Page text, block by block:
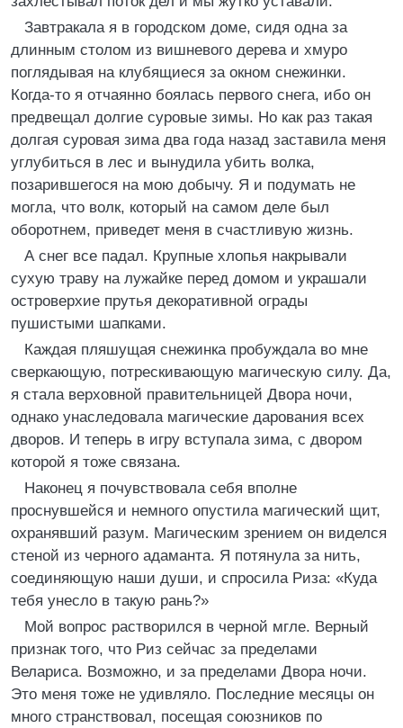
Завтракала я в городском доме, сидя одна за
длинным столом из вишневого дерева и хмуро
поглядывая на клубящиеся за окном снежинки.
Когда-то я отчаянно боялась первого снега, ибо он
предвещал долгие суровые зимы. Но как раз такая
долгая суровая зима два года назад заставила меня
углубиться в лес и вынудила убить волка,
позарившегося на мою добычу. Я и подумать не
могла, что волк, который на самом деле был
оборотнем, приведет меня в счастливую жизнь.
А снег все падал. Крупные хлопья накрывали
сухую траву на лужайке перед домом и украшали
островерхие прутья декоративной ограды
пушистыми шапками.
Каждая пляшущая снежинка пробуждала во мне
сверкающую, потрескивающую магическую силу. Да,
я стала верховной правительницей Двора ночи,
однако унаследовала магические дарования всех
дворов. И теперь в игру вступала зима, с двором
которой я тоже связана.
Наконец я почувствовала себя вполне
проснувшейся и немного опустила магический щит,
охранявший разум. Магическим зрением он виделся
стеной из черного адаманта. Я потянула за нить,
соединяющую наши души, и спросила Риза: «Куда
тебя унесло в такую рань?»
Мой вопрос растворился в черной мгле. Верный
признак того, что Риз сейчас за пределами
Велариса. Возможно, и за пределами Двора ночи.
Это меня тоже не удивляло. Последние месяцы он
много странствовал, посещая союзников по